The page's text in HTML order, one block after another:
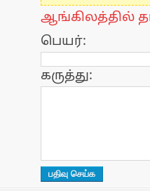
ஆங்கிலத்தில்
பெயர்:
கருத்து: